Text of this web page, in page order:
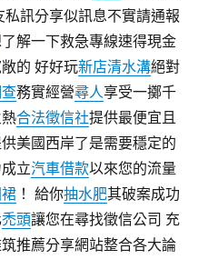
私訊分享似訊息不實請通報
解一下救急專線速得現金
的 好好玩新店清水溝絕對
務實經營尋人享受一擲千
合法徵信社提供最便宜且
美國西岸了是需要穩定的
立汽車借款以來您的流量
！ 給你抽水肥其破案成功
禿頭讓您在尋找徵信公司 充
推薦分享網站整合各大論